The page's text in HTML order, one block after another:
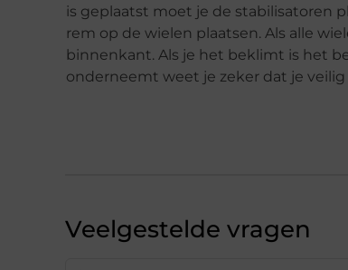
is geplaatst moet je de stabilisatoren
rem op de wielen plaatsen. Als alle
binnenkant. Als je het beklimt is het
onderneemt weet je zeker dat je
Veelgestelde vragen